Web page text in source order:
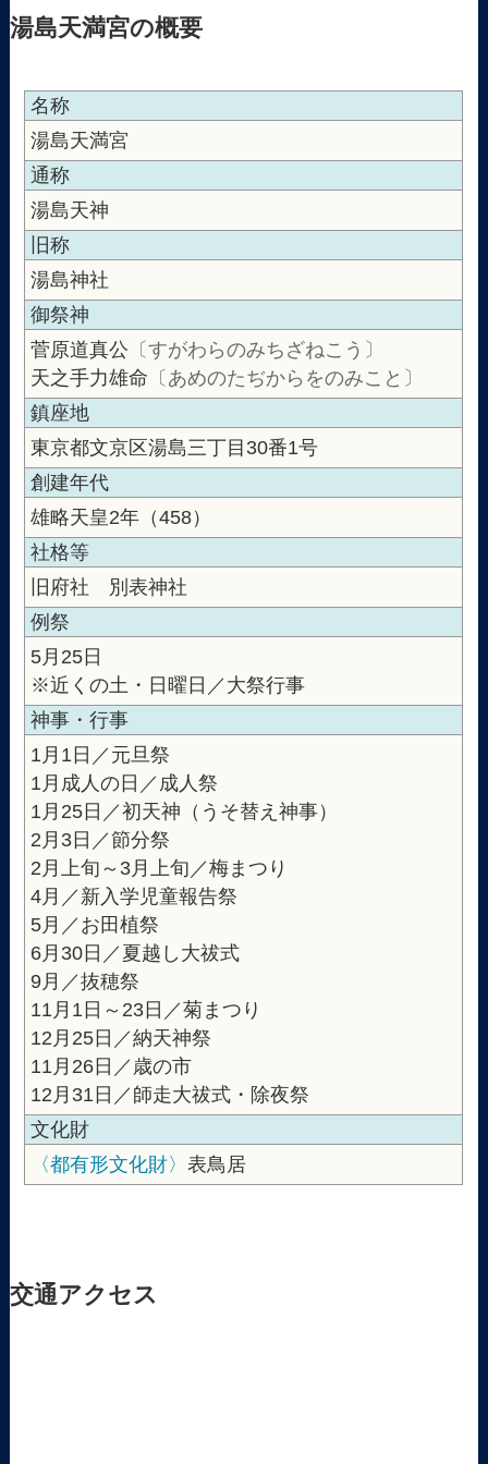
湯島天満宮の概要
名称
湯島天満宮
通称
湯島天神
旧称
湯島神社
御祭神
菅原道真公 〔すがわらのみちざねこう〕
天之手力雄命 〔あめのたぢからをのみこと〕
鎮座地
東京都文京区湯島三丁目30番1号
創建年代
雄略天皇2年（458）
社格等
旧府社 別表神社
例祭
5月25日
※近くの土・日曜日／大祭行事
神事・行事
1月1日／元旦祭
1月成人の日／成人祭
1月25日／初天神（うそ替え神事）
2月3日／節分祭
2月上旬～3月上旬／梅まつり
4月／新入学児童報告祭
5月／お田植祭
6月30日／夏越し大祓式
9月／抜穂祭
11月1日～23日／菊まつり
12月25日／納天神祭
11月26日／歳の市
12月31日／師走大祓式・除夜祭
文化財
〈都有形文化財〉表鳥居
交通アクセス